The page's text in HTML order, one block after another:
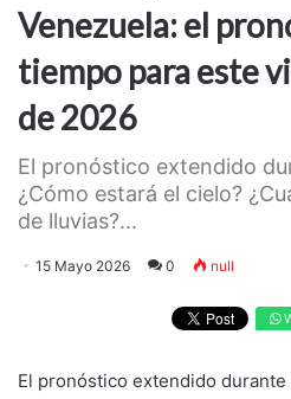
Venezuela: el
tiempo para este
de 2026
El pronóstico extendido
¿Cómo estará el cielo?
de lluvias?...
15 Mayo 2026 0 null
El pronóstico extendido